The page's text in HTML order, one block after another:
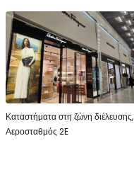
Καταστήματα στη ζώνη διέλευσης,
Αεροσταθμός 2E